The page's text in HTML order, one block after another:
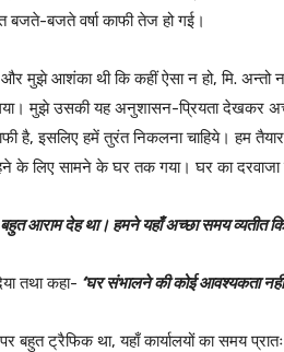
बजते-बजते वर्षा काफी तेज हो गई।
मुझे आशंका थी कि कहीं ऐसा न हो, मि. अन्तो
मुझे उसकी यह अनुशासन-प्रियता देखकर
है, इसलिए हमें तुरंत निकलना चाहिये। हम
के लिए सामने के घर तक गया। घर का
आराम देह था। हमने यहाँ अच्छा समय व्यतीत
तथा कहा- ‘घर संभालने की कोई आवश्यकता
बहुत ट्रैफिक था, यहाँ कार्यालयों का समय